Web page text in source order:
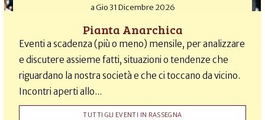
aGio 31 Dicembre 2026
Pianta Anarchica
Eventi a scadenza (più o meno) mensile, per analizzare
e discutere assieme fatti, situazioni o tendenze che
riguardano la nostra società e che ci toccano da vicino.
Incontri aperti allo...
TUTTI GLI EVENTI IN RASSEGNA